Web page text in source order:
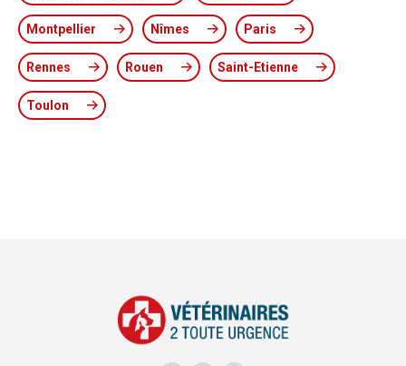
Montpellier Nîmes Paris
Rennes Rouen Saint-Etienne
Toulon